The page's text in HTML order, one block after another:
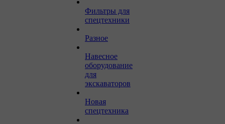
Фильтры для
спецтехники
Разное
Навесное
оборудование
для
экскаваторов
Новая
спецтехника